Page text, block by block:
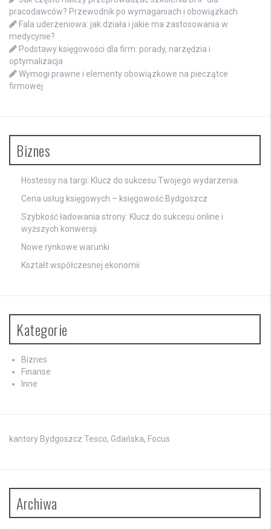
pracodawców? Przewodnik po wymaganiach i obowiązkach
Fala uderzeniowa: jak działa i jakie ma zastosowania w
medycynie?
Podstawy księgowości dla firm: porady, narzędzia i
optymalizacja
Wymogi prawne i elementy obowiązkowe na pieczątce
firmowej
Biznes
Hostessy na targi: Klucz do sukcesu Twojego wydarzenia
Cena usług księgowych – księgowość Bydgoszcz
Szybkość ładowania strony: Klucz do sukcesu online i
wyższych konwersji
Nowe rynkowe warunki
Kształt współczesnej ekonomii
Kategorie
Biznes
Finanse
Inne
kantory Bydgoszcz Tesco, Gdańska, Focus
Archiwa